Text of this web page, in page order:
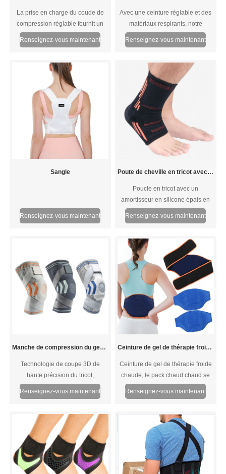
La prise en charge du coude de
compression réglable fournit un
support modéré et une
compression réglable pour les
ou blessées.
Renseignez-vous maintenant
Avec une ceinture réglable et des
matériaux respirants, notre
correcteur de posture de soutien
du dos soutient confortablement le
posture et à atténuer l'inconfort.
Renseignez-vous maintenant
Sangle
Renseignez-vous maintenant
Poute de cheville en tricot avec coussinet de silicone
Poucle en tricot avec un
amortisseur en silicone épais en
silicone sur les deux côtés du
support de la cheville, conception
pression confortable.
Renseignez-vous maintenant
Manche de compression du genou avec coussinets en silicone
Technologie de coupe 3D de
haute précision du tricot,
ergonomique, courbe de corps à
360 degrés Knee Fit Perfect,
Renseignez-vous maintenant
Ceinture de gel de thérapie froide chaude
Ceinture de gel de thérapie froide
chaude, le pack chaud chaud se
détend et apaise les muscles
douloureux, les entorses, les
tension du stress et des blessures
sportives; réduit la douleur,
l'inflammation et l'enflure de
l'arthrite
Renseignez-vous maintenant